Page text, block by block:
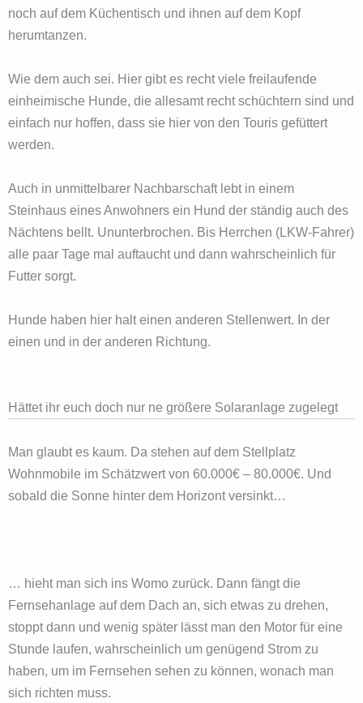
noch auf dem Küchentisch und ihnen auf dem Kopf
herumtanzen.
Wie dem auch sei. Hier gibt es recht viele freilaufende
einheimische Hunde, die allesamt recht schüchtern sind und
einfach nur hoffen, dass sie hier von den Touris gefüttert
werden.
Auch in unmittelbarer Nachbarschaft lebt in einem
Steinhaus eines Anwohners ein Hund der ständig auch des
Nächtens bellt. Ununterbrochen. Bis Herrchen (LKW-Fahrer)
alle paar Tage mal auftaucht und dann wahrscheinlich für
Futter sorgt.
Hunde haben hier halt einen anderen Stellenwert. In der
einen und in der anderen Richtung.
Hättet ihr euch doch nur ne größere Solaranlage zugelegt
Man glaubt es kaum. Da stehen auf dem Stellplatz
Wohnmobile im Schätzwert von 60.000€ – 80.000€. Und
sobald die Sonne hinter dem Horizont versinkt…
… hieht man sich ins Womo zurück. Dann fängt die
Fernsehanlage auf dem Dach an, sich etwas zu drehen,
stoppt dann und wenig später lässt man den Motor für eine
Stunde laufen, wahrscheinlich um genügend Strom zu
haben, um im Fernsehen sehen zu können, wonach man
sich richten muss.